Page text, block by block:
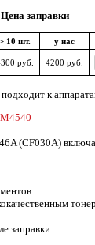
Цена заправки
> 10 шт. у нас
руб. 4200 руб.
к
(CF030A)
заправки